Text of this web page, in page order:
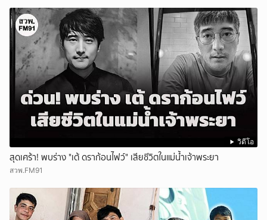
วิดีโอ
สุดเศร้า! พบร่าง "เต้ ดราก้อนไฟว์" เสียชีวิตในแม่น้ำเจ้าพระยา
สวพ.FM91